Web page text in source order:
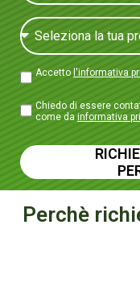
Accetto l'informativa
Chiedo di essere
come da informativa
Perchè